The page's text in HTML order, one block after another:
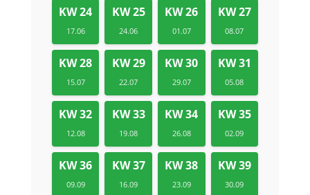
KW 24
17.06
KW 25
24.06
KW 26
01.07
KW 27
08.07
KW 28
15.07
KW 29
22.07
KW 30
29.07
KW 31
05.08
KW 32
12.08
KW 33
19.08
KW 34
26.08
KW 35
02.09
KW 36
09.09
KW 37
16.09
KW 38
23.09
KW 39
30.09